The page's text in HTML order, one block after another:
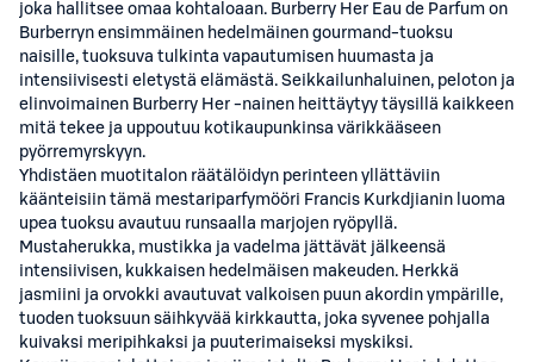
joka hallitsee omaa kohtaloaan. Burberry Her Eau de Parfum on
Burberryn ensimmäinen hedelmäinen gourmand-tuoksu
naisille, tuoksuva tulkinta vapautumisen huumasta ja
intensiivisesti eletystä elämästä. Seikkailunhaluinen, peloton ja
elinvoimainen Burberry Her -nainen heittäytyy täysillä kaikkeen
mitä tekee ja uppoutuu kotikaupunkinsa värikkääseen
pyörremyrskyyn.
Yhdistäen muotitalon räätälöidyn perinteen yllättäviin
käänteisiin tämä mestariparfymööri Francis Kurkdjianin luoma
upea tuoksu avautuu runsaalla marjojen ryöpyllä.
Mustaherukka, mustikka ja vadelma jättävät jälkeensä
intensiivisen, kukkaisen hedelmäisen makeuden. Herkkä
jasmiini ja orvokki avautuvat valkoisen puun akordin ympärille,
tuoden tuoksuun säihkyvää kirkkautta, joka syvenee pohjalla
kuivaksi meripihkaksi ja puuterimaiseksi myskiksi.